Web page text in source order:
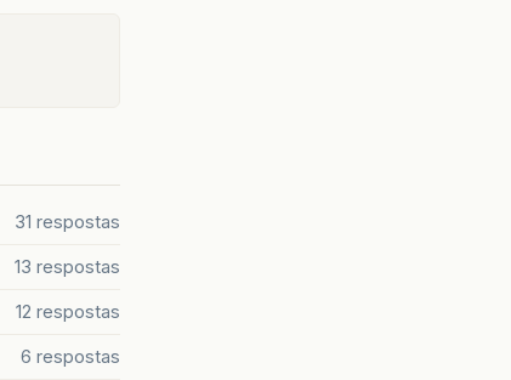
31 respostas
13 respostas
12 respostas
6 respostas